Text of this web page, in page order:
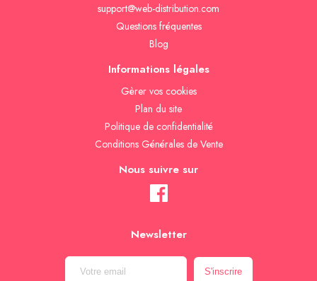
support@web-distribution.com
Questions fréquentes
Blog
Informations légales
Gèrer vos cookies
Plan du site
Politique de confidentialité
Conditions Générales de Vente
Nous suivre sur
Newsletter